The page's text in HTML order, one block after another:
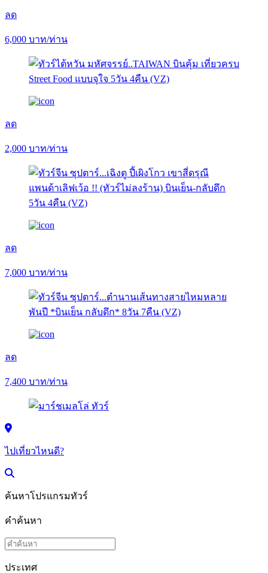
ลด
6,000 บาท/ท่าน
ลด
2,000 บาท/ท่าน
ลด
7,000 บาท/ท่าน
ลด
7,400 บาท/ท่าน
ไปเที่ยวไหนดี?
ค้นหาโปรแกรมทัวร์
คำค้นหา
ประเทศ